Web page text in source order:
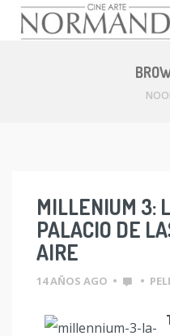
MILLENIUM 3:
PALACIO DE
AIRE
14 AÑOS AGO • •